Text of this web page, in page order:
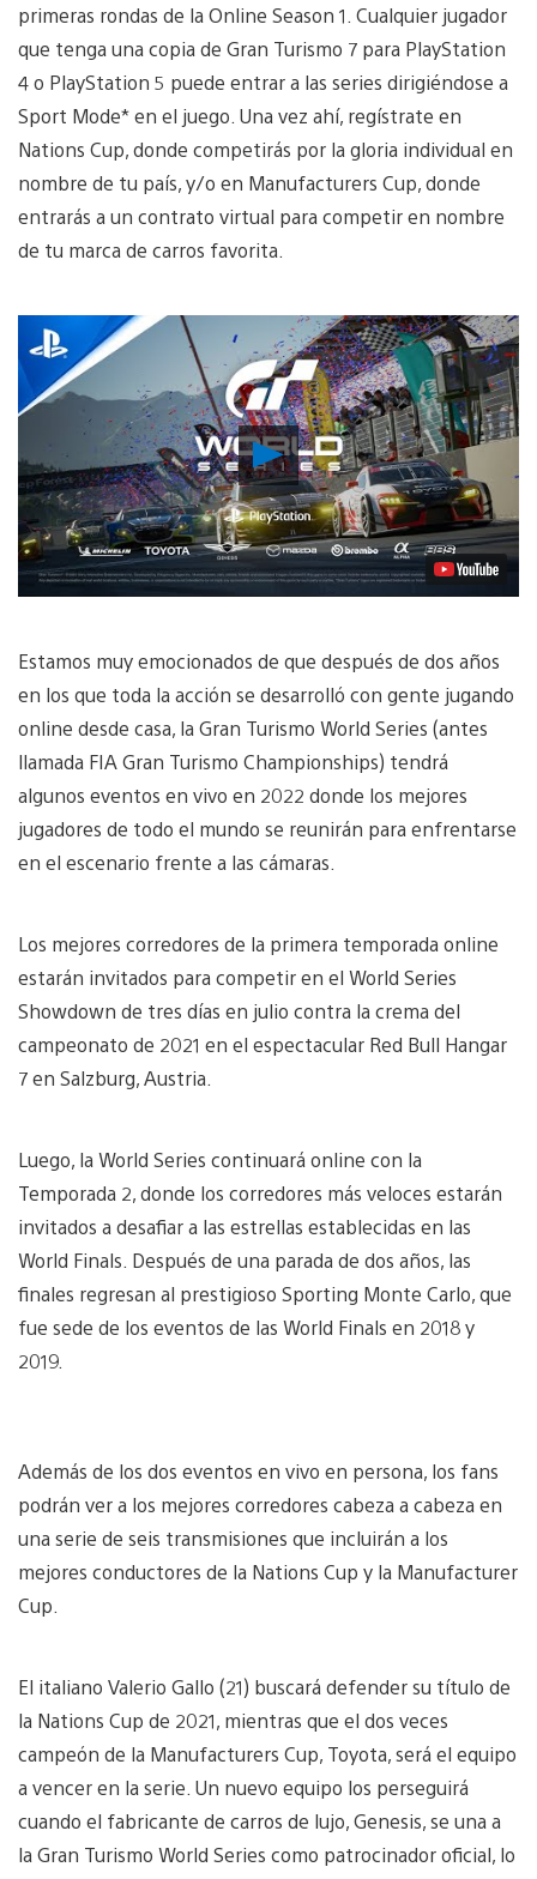
primeras rondas de la Online Season 1. Cualquier jugador
que tenga una copia de Gran Turismo 7 para PlayStation
4 o PlayStation 5 puede entrar a las series dirigiéndose a
Sport Mode* en el juego. Una vez ahí, regístrate en
Nations Cup, donde competirás por la gloria individual en
nombre de tu país, y/o en Manufacturers Cup, donde
entrarás a un contrato virtual para competir en nombre
de tu marca de carros favorita.
Reproducir
Video
Estamos muy emocionados de que después de dos años
en los que toda la acción se desarrolló con gente jugando
online desde casa, la Gran Turismo World Series (antes
llamada FIA Gran Turismo Championships) tendrá
algunos eventos en vivo en 2022 donde los mejores
jugadores de todo el mundo se reunirán para enfrentarse
en el escenario frente a las cámaras.
Los mejores corredores de la primera temporada online
estarán invitados para competir en el World Series
Showdown de tres días en julio contra la crema del
campeonato de 2021 en el espectacular Red Bull Hangar
7 en Salzburg, Austria.
Luego, la World Series continuará online con la
Temporada 2, donde los corredores más veloces estarán
invitados a desafiar a las estrellas establecidas en las
World Finals. Después de una parada de dos años, las
finales regresan al prestigioso Sporting Monte Carlo, que
fue sede de los eventos de las World Finals en 2018 y
2019.
Además de los dos eventos en vivo en persona, los fans
podrán ver a los mejores corredores cabeza a cabeza en
una serie de seis transmisiones que incluirán a los
mejores conductores de la Nations Cup y la Manufacturer
Cup.
El italiano Valerio Gallo (21) buscará defender su título de
la Nations Cup de 2021, mientras que el dos veces
campeón de la Manufacturers Cup, Toyota, será el equipo
a vencer en la serie. Un nuevo equipo los perseguirá
cuando el fabricante de carros de lujo, Genesis, se una a
la Gran Turismo World Series como patrocinador oficial, lo